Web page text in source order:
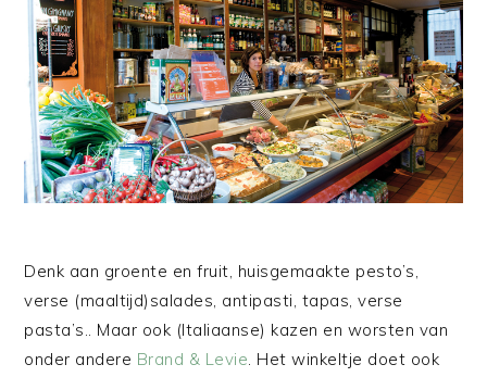
Denk aan groente en fruit, huisgemaakte pesto’s,
verse (maaltijd)salades, antipasti, tapas, verse
pasta’s.. Maar ook (Italiaanse) kazen en worsten van
onder andere Brand & Levie. Het winkeltje doet ook